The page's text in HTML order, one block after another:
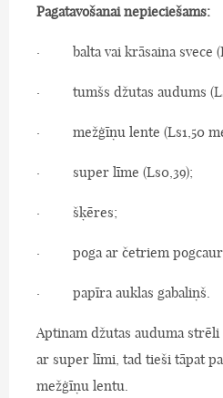
Pagatavošanai nepieciešams:
· balta vai krāsaina svece
· tumšs džutas audums
· mežģīņu lente (Ls1,50
· super līme (Ls0,39);
· šķēres;
· poga ar četriem
· papīra auklas gabaliņš.
Aptinam džutas auduma
ar super līmi, tad tieši tāpat
mežģīņu lentu.